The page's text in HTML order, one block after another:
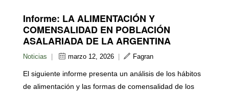
Informe: LA ALIMENTACIÓN Y
COMENSALIDAD EN POBLACIÓN
ASALARIADA DE LA ARGENTINA
Noticias marzo 12, 2026 Fagran
El siguiente informe presenta un análisis de los hábitos
de alimentación y las formas de comensalidad de los